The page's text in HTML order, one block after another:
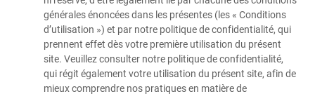
générales énoncées dans les présentes (les « Conditions
d’utilisation ») et par notre politique de confidentialité, qui
prennent effet dès votre première utilisation du présent
site. Veuillez consulter notre politique de confidentialité,
qui régit également votre utilisation du présent site, afin de
mieux comprendre nos pratiques en matière de